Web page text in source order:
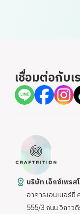
เชื่อมต่อกับเ
บริษัท เอ็กซ์เพรส
อาคารเอนเนอร์ยี่
555/3 ถนน วิภาว